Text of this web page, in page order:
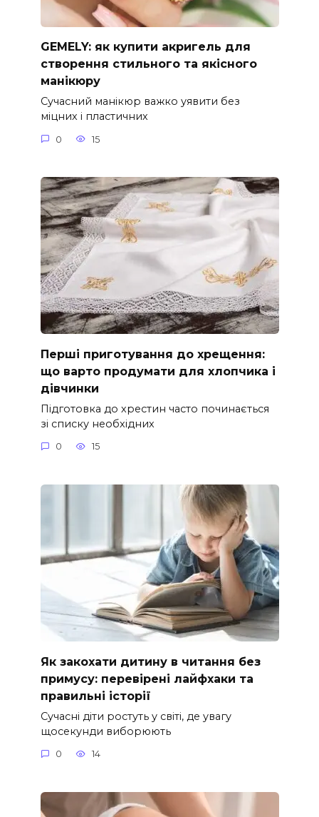
GEMELY: як купити акригель для
створення стильного та якісного
манікюру
Сучасний манікюр важко уявити без
міцних і пластичних
0 15
Перші приготування до хрещення:
що варто продумати для хлопчика і
дівчинки
Підготовка до хрестин часто починається
зі списку необхідних
0 15
Як закохати дитину в читання без
примусу: перевірені лайфхаки та
правильні історії
Сучасні діти ростуть у світі, де увагу
щосекунди виборюють
0 14